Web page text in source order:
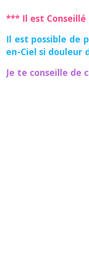
*** Il est
Il est possible de
en-Ciel si douleur
Je te conseille de